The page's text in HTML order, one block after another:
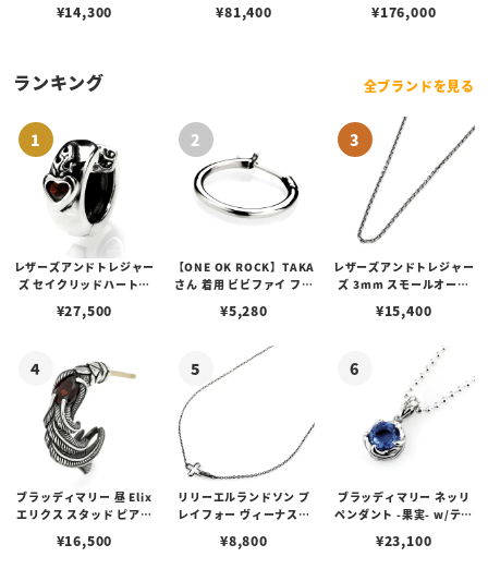
¥14,300 ¥81,400
ターコイズ
¥176,000
ランキング 全ブランドを見る
レザーズアンドトレジャー
ズ セイクリッドハートピ
¥27,500
【ONE OK ROCK】TAKA
さん 着用 ビビファイ フー
¥5,280
レザーズアンドトレジャー
ズ 3mm スモールオーバ
ブスタークラスプ＆LTロ
¥15,400
ブラッディマリー 昼 Elix
エリクス スタッド ピアス
¥16,500
リリーエルランドソン プ
レイフォー ヴィーナスチ
¥8,800
ブラッディマリー ネッリ
ペンダント -果実- w/ティ
¥23,100